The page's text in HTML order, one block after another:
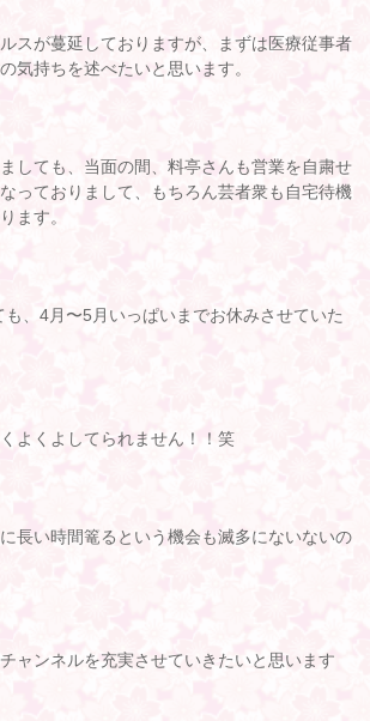
スが蔓延しておりますが、まずは医療従事者
気持ちを述べたいと思います。
しても、当面の間、料亭さんも営業を自粛せ
っておりまして、もちろん芸者衆も自宅待機
ます。
、4月〜5月いっぱいまでお休みさせていた
よくよしてられません！！笑
長い時間篭るという機会も滅多にないないの
ャンネルを充実させていきたいと思います